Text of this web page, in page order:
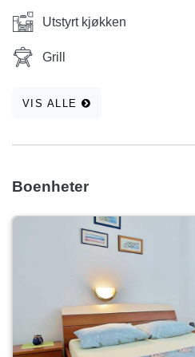
Utstyrt kjøkken
Grill
VIS ALLE
Boenheter